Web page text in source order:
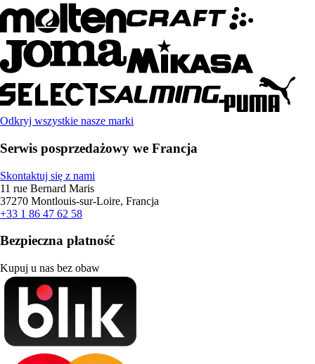
Odkryj wszystkie nasze marki
Serwis posprzedażowy we Francja
Skontaktuj się z nami
11 rue Bernard Maris
37270 Montlouis-sur-Loire, Francja
+33 1 86 47 62 58
Bezpieczna płatność
Kupuj u nas bez obaw